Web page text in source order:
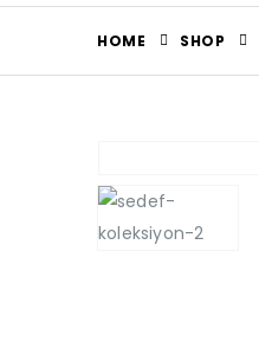
HOME SHOP